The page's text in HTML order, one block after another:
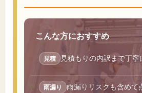
こんな方におすすめ
見積 見積もりの内訳まで丁
雨漏り 雨漏りリスクも含めて